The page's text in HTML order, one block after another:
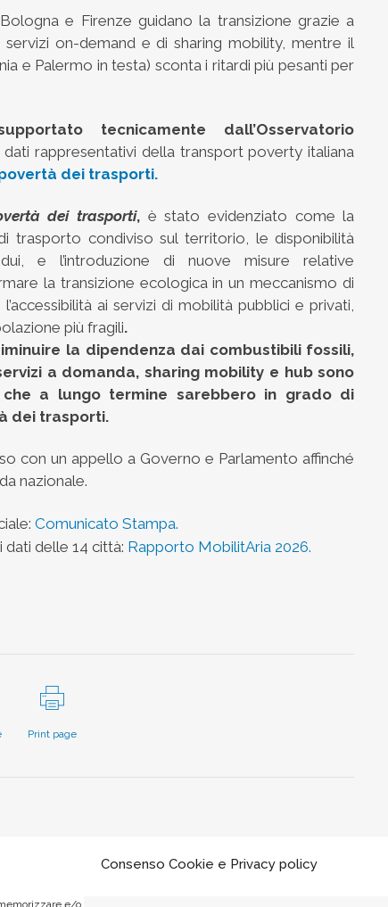
Consenso Cookie e Privacy policy
e/o
e Firenze guidano la transizione grazie a
on-demand e di sharing mobility, mentre il
e Palermo in testa) sconta i ritardi più pesanti per
tecnicamente dall’Osservatorio
dati rappresentativi della transport poverty italiana
dei trasporti.
dei trasporti, è stato evidenziato come la
trasporto condiviso sul territorio, le disponibilità
e l’introduzione di nuove misure relative
la transizione ecologica in un meccanismo di
ai servizi di mobilità pubblici e privati,
più fragili.
la dipendenza dai combustibili fossili,
a domanda, sharing mobility e hub sono
che a lungo termine sarebbero in grado di
dei trasporti.
con un appello a Governo e Parlamento affinché
nazionale.
Comunicato Stampa.
dati delle 14 città: Rapporto MobilitAria 2026.
Print page